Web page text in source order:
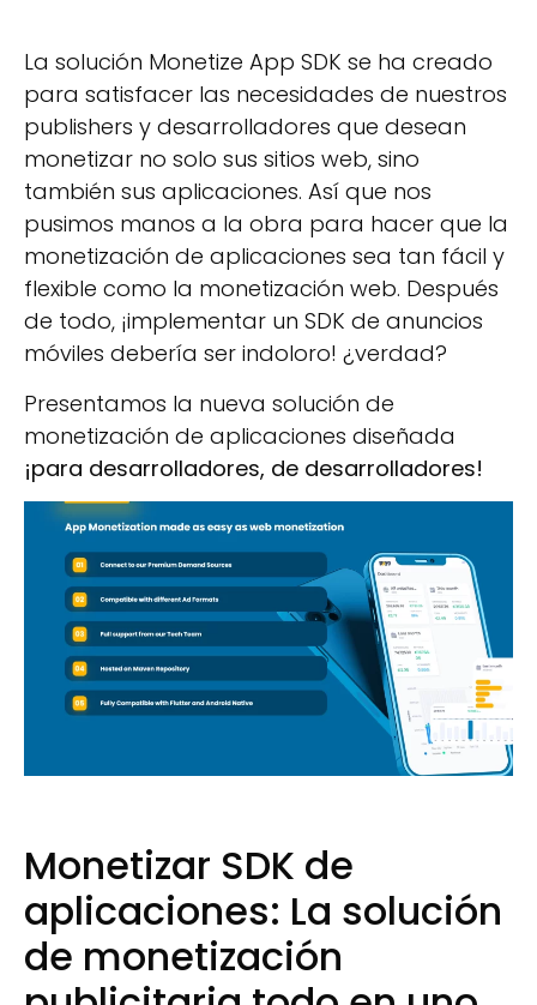
La solución Monetize App SDK se ha creado
para satisfacer las necesidades de nuestros
publishers y desarrolladores que desean
monetizar no solo sus sitios web, sino
también sus aplicaciones. Así que nos
pusimos manos a la obra para hacer que la
monetización de aplicaciones sea tan fácil y
flexible como la monetización web. Después
de todo, ¡implementar un SDK de anuncios
móviles debería ser indoloro! ¿verdad?
Presentamos la nueva solución de
monetización de aplicaciones diseñada
¡para desarrolladores, de desarrolladores!
Monetizar SDK de
aplicaciones: La solución
de monetización